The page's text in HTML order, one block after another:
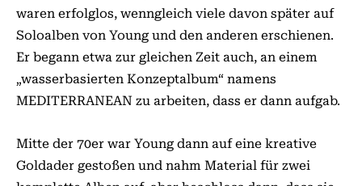
waren erfolglos, wenngleich viele davon später auf
Soloalben von Young und den anderen erschienen.
Er begann etwa zur gleichen Zeit auch, an einem
„wasserbasierten Konzeptalbum“ namens
MEDITERRANEAN zu arbeiten, dass er dann aufgab.
Mitte der 70er war Young dann auf eine kreative
Goldader gestoßen und nahm Material für zwei